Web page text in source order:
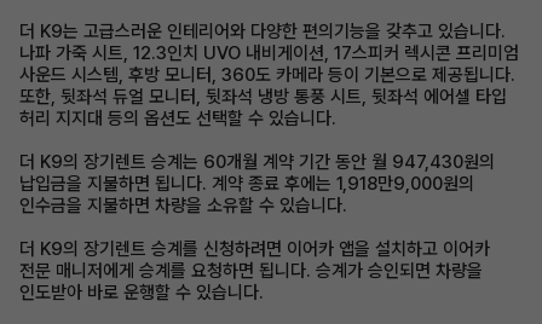
더 K9는 고급스러운 인테리어와 다양한 편의기능을 갖추고 있습니다.
나파 가죽 시트, 12.3인치 UVO 내비게이션, 17스피커 렉시콘 프리미엄
사운드 시스템, 후방 모니터, 360도 카메라 등이 기본으로 제공됩니다.
또한, 뒷좌석 듀얼 모니터, 뒷좌석 냉방 통풍 시트, 뒷좌석 에어셀 타입
허리 지지대 등의 옵션도 선택할 수 있습니다.
더 K9의 장기렌트 승계는 60개월 계약 기간 동안 월 947,430원의
납입금을 지불하면 됩니다. 계약 종료 후에는 1,918만9,000원의
인수금을 지불하면 차량을 소유할 수 있습니다.
더 K9의 장기렌트 승계를 신청하려면 이어카 앱을 설치하고 이어카
전문 매니저에게 승계를 요청하면 됩니다. 승계가 승인되면 차량을
인도받아 바로 운행할 수 있습니다.